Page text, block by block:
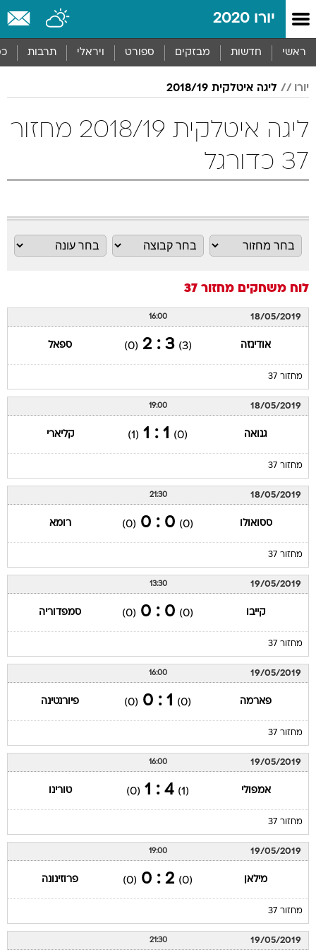
יורו 2020
ראשי חדשות מבזקים ספורט ויראלי תרבות
יורו ליגה איטלקית 2018/19
ליגה איטלקית 2018/19 מחזור
37 כדורגל
לוח משחקים מחזור 37
18/05/2019
16:00
אודינזה (3)
3 : 2
(0) ספאל
מחזור 37
18/05/2019
19:00
גנואה (0)
1 : 1
(1) קליארי
מחזור 37
18/05/2019
21:30
ססואולו (0)
0 : 0
(0) רומא
מחזור 37
19/05/2019
13:30
קייבו (0)
0 : 0
(0) סמפדוריה
מחזור 37
19/05/2019
16:00
פארמה (0)
1 : 0
(0) פיורנטינה
מחזור 37
19/05/2019
16:00
אמפולי (1)
4 : 1
(0) טורינו
מחזור 37
19/05/2019
19:00
מילאן (0)
2 : 0
(0) פרוזינונה
מחזור 37
19/05/2019
21:30